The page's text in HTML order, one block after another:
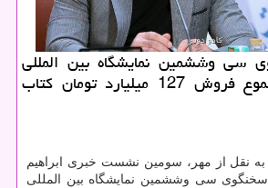
سی وششمین نمایشگاه بین المللی
کتاب تهران از مجموع فروش 127 میلیارد تومان کتاب
نقل از مهر، سومین نشست خبری ابراهیم
سخنگوی سی وششمین نمایشگاه بین المللی